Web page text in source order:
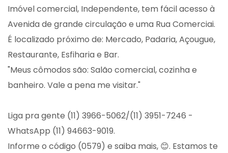
Imóvel comercial, Independente, tem fácil acesso à
Avenida de grande circulação e uma Rua Comerciai.
É localizado próximo de: Mercado, Padaria, Açougue,
Restaurante, Esfiharia e Bar.
"Meus cômodos são: Salão comercial, cozinha e
banheiro. Vale a pena me visitar."
Liga pra gente (11) 3966-5062/(11) 3951-7246 -
WhatsApp (11) 94663-9019.
Informe o código (0579) e saiba mais, 😊. Estamos te